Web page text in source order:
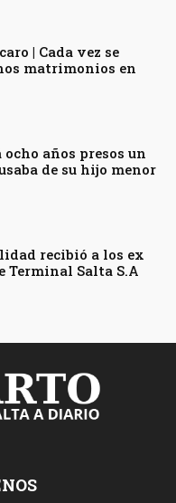
| Cada vez se
matrimonios en
ocho años presos un
de su hijo menor
recibió a los ex
Terminal Salta S.A